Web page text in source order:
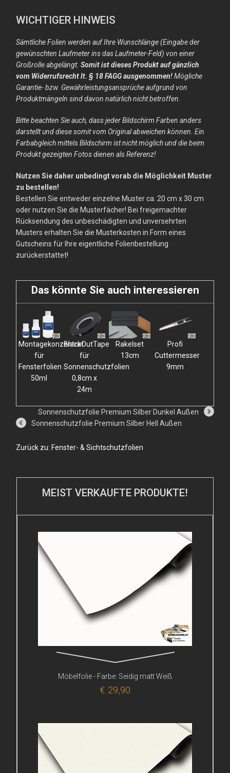
WICHTIGER HINWEIS
Sämtliche Folien werden auf Ihre Wunschlänge (Eingabe der
gewünschten Laufmeter ins das Laufmeter-Feld) von einer
Großrolle abgelängt.Somit ist dieses Produkt auf gänzlich
vom Widerrufsrecht lt. § 18 FAGG ausgenommen!Mögliche
Garantie- bzw. Gewährleistungsansprüche aufgrund von
Produktmängeln sind davon natürlich nicht betroffen.
Bitte beachten Sie auch, dass jeder Bildschirm Farben anders
darstellt und diese somit vom Original abweichen können. Ein
Farbabgleich mittels Bildschirm ist nicht möglich und die beim
Produkt gezeigten Fotos dienen als Referenz!
Nutzen Sie daher unbedingt vorab die Möglichkeit Muster
zu bestellen!
Bestellen Sie entweder einzelne Muster ca. 20 cm x 30 cm
oder nutzen Sie die Musterfächer! Bei freigemachter
Rücksendung des unbeschädigten und unversehrten
Musters erhalten Sie die Musterkosten in Form eines
Gutscheins für Ihre eigentliche Folienbestellung
zurückerstattet!
Das könnte Sie auch interessieren
Montagekonzentrat
für
Fensterfolien
50ml
BlackOutTape
für
Sonnenschutzfolien
0,8cm x
24m
Rakelset
13cm
Profi
Cuttermesser
9mm
Sonnenschutzfolie Premium Silber Dunkel Außen
Sonnenschutzfolie Premium Silber Hell Außen
Zurück zu: Fenster- & Sichtschutzfolien
MEIST VERKAUFTE PRODUKTE!
Möbelfolie - Farbe: Seidig matt Weiß
€ 29,90